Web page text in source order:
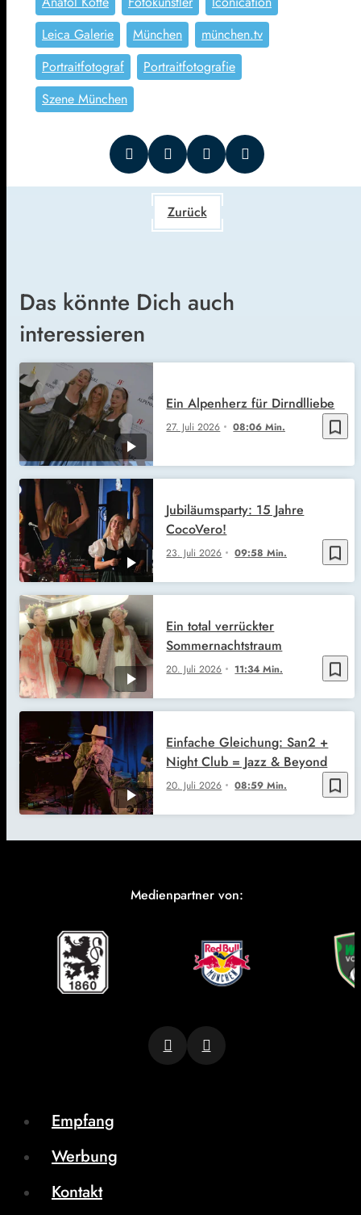
Leica Galerie
München
münchen.tv
Portraitfotograf
Portraitfotografie
Szene München
Zurück
Das könnte Dich auch
interessieren
bookmark_border
27. Juli 2026 08:06 Min.
Ein Alpenherz für Dirndlliebe
bookmark_border
23. Juli 2026 09:58 Min.
Jubiläumsparty: 15 Jahre
CocoVero!
bookmark_border
20. Juli 2026 11:34 Min.
Ein total verrückter
Sommernachtstraum
bookmark_border
20. Juli 2026 08:59 Min.
Einfache Gleichung: San2 +
Night Club = Jazz & Beyond
Medienpartner von:
Empfang
Werbung
Kontakt